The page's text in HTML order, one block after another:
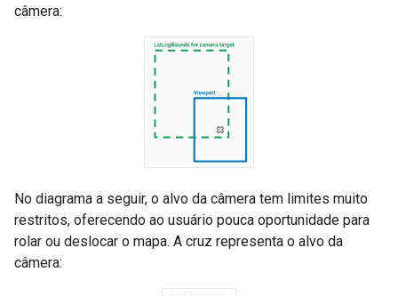
câmera:
No diagrama a seguir, o alvo da câmera tem limites muito
restritos, oferecendo ao usuário pouca oportunidade para
rolar ou deslocar o mapa. A cruz representa o alvo da
câmera: